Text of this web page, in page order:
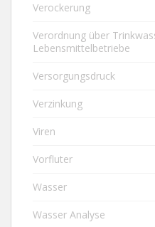
Verockerung
Verordnung über
Lebensmittelbetriebe
Versorgungsdruck
Verzinkung
Viren
Vorfluter
Wasser
Wasser Analyse